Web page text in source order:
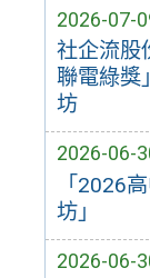
2026-07-
社企流股
聯電綠獎
坊
2026-06-
「2026
坊」
2026-06-